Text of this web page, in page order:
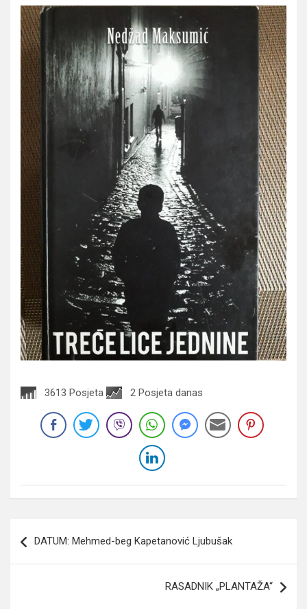
3613 Posjeta 2 Posjeta danas
članaka
DATUM: Mehmed-beg Kapetanović Ljubušak
RASADNIK „PLANTAŽA“